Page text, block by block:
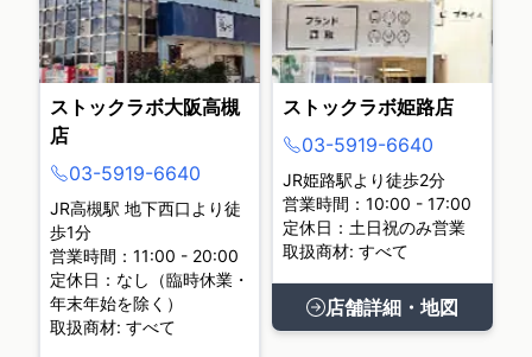
ストックラボ大阪高槻
店
03-5919-6640
JR高槻駅 地下西口より徒
歩1分
営業時間：11:00 - 20:00
定休日：なし（臨時休業・
年末年始を除く）
取扱商材: すべて
ストックラボ姫路店
03-5919-6640
JR姫路駅より徒歩2分
営業時間：10:00 - 17:00
定休日：土日祝のみ営業
取扱商材: すべて
店舗詳細・地図